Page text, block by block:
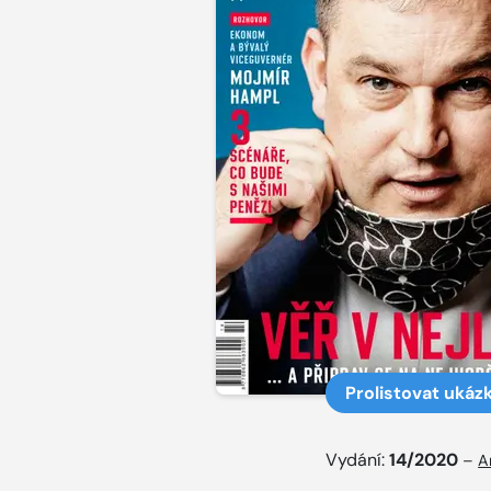
Prolistovat
Vydání:14/2020 –